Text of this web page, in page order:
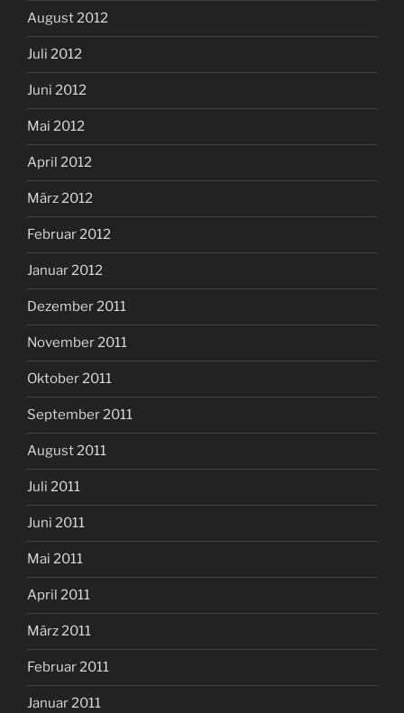
August 2012
Juli 2012
Juni 2012
Mai 2012
April 2012
März 2012
Februar 2012
Januar 2012
Dezember 2011
November 2011
Oktober 2011
September 2011
August 2011
Juli 2011
Juni 2011
Mai 2011
April 2011
März 2011
Februar 2011
Januar 2011